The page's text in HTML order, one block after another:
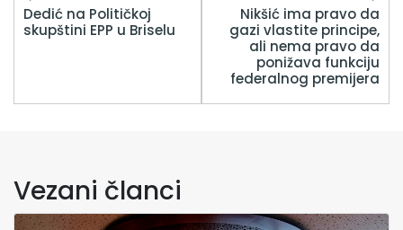
Dedić na Političkoj
skupštini EPP u Briselu
Nikšić ima pravo da
gazi vlastite principe,
ali nema pravo da
ponižava funkciju
federalnog premijera
Vezani članci